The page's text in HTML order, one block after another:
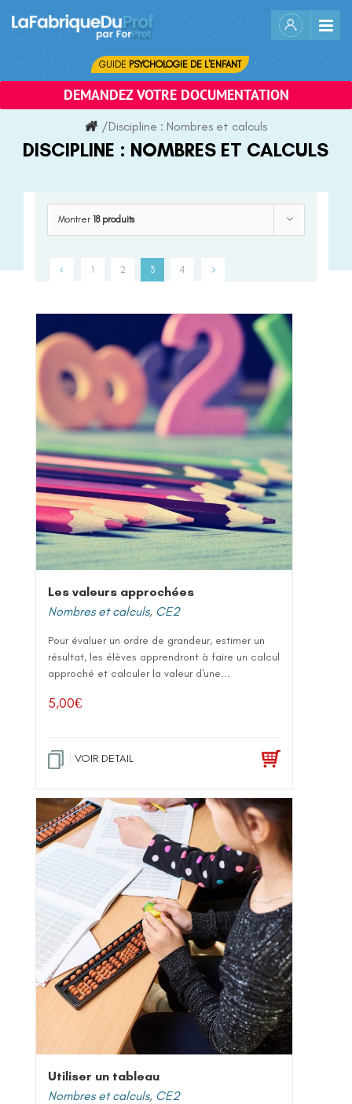
content
GUIDE PSYCHOLOGIE DE L'ENFANT
DEMANDEZ VOTRE DOCUMENTATION
/Discipline : Nombres et calculs
DISCIPLINE : NOMBRES ET CALCULS
Montrer 18 produits
1 2 3 4
Les valeurs approchées
Nombres et calculs, CE2
Pour évaluer un ordre de grandeur, estimer un
résultat, les élèves apprendront à faire un calcul
approché et calculer la valeur d'une...
5,00€
VOIR DETAIL
Utiliser un tableau
Nombres et calculs, CE2